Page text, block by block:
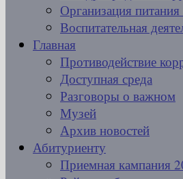
Организация
Воспитательная
Главная
Противодействие
Доступная среда
Разговоры о важном
Музей
Архив новостей
Абитуриенту
Приемная кампания